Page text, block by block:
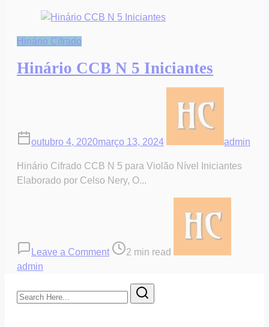
Hinário Cifrado
Hinário CCB N 5 Iniciantes
outubro 4, 2020março 13, 2024 admin
Hinário Cifrado CCB N 5 para Violão Nível Iniciantes
Elaborado por Celso Nery, O...
Leave a Comment N
2 min read
admin
Search
Here...